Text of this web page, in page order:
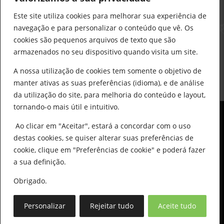
Este site utiliza cookies para melhorar sua experiência de
navegação e para personalizar o conteúdo que vê. Os
cookies são pequenos arquivos de texto que são
armazenados no seu dispositivo quando visita um site.
A nossa utilização de cookies tem somente o objetivo de
manter ativas as suas preferências (idioma), e de análise
da utilização do site, para melhoria do conteúdo e layout,
tornando-o mais útil e intuitivo.
Ao clicar em "Aceitar", estará a concordar com o uso
destas cookies, se quiser alterar suas preferências de
cookie, clique em "Preferências de cookie" e poderá fazer
a sua definição.
Obrigado.
Personalizar Rejeitar tudo Aceite tudo
construcao@delarobia.pt
R. António Andrade, 1171
2820-287 • Charneca de Caparica
© All Copyright 2025 by Delarobia.pt